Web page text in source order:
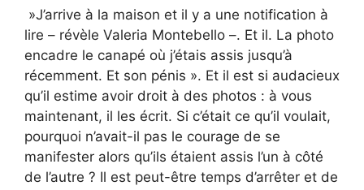
»J’arrive à la maison et il y a une notification à
lire – révèle Valeria Montebello –. Et il. La photo
encadre le canapé où j’étais assis jusqu’à
récemment. Et son pénis ». Et il est si audacieux
qu’il estime avoir droit à des photos : à vous
maintenant, il les écrit. Si c’était ce qu’il voulait,
pourquoi n’avait-il pas le courage de se
manifester alors qu’ils étaient assis l’un à côté
de l’autre ? Il est peut-être temps d’arrêter et de